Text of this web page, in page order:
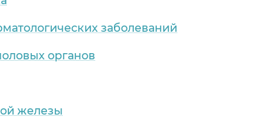
заболеваний
органов
железы